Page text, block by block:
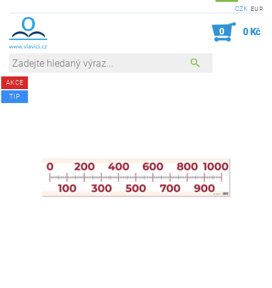
CZK EUR
0 0 Kč
AKCE
TIP